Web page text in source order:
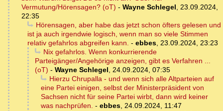
Vermutung/Hörensagen? (oT) - Wayne Schlegel, 23.09.2024,
22:35
Hörensagen, aber habe das jetzt schon öfters gelesen und
ist ja auch irgendwie logisch, wenn man so viele Stimmen
relativ gefahrlos abgreifen kann. - ebbes, 23.09.2024, 23:23
Nix gefahrlos. Wenn konkurrierende
Parteigänger/Angehörige anzeigen, gibt es Verfahren ...
(oT) - Wayne Schlegel, 24.09.2024, 07:35
Hierzu Chrupalla - und wenn sich alle Altparteien auf
eine Partei einigen, selbst der Ministerpräsident von
Sachsen nicht für seine Partei wirbt, dann wird keiner
was nachprüfen. - ebbes, 24.09.2024, 11:47